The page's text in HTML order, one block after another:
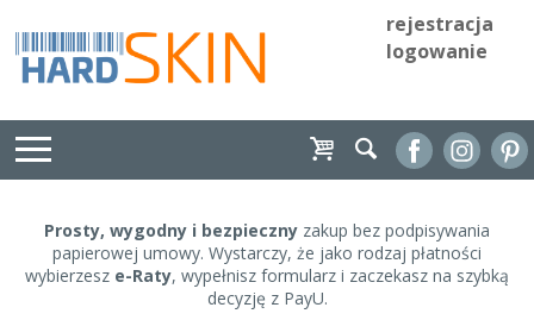
rejestracja
logowanie
Prosty, wygodny i bezpieczny zakup bez podpisywania
papierowej umowy. Wystarczy, że jako rodzaj płatności
wybierzesz e-Raty, wypełnisz formularz i zaczekasz na szybką
decyzję z PayU.